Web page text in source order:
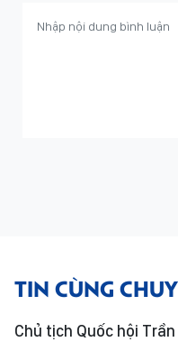
TIN CÙNG
Chủ tịch Quốc hội Trần